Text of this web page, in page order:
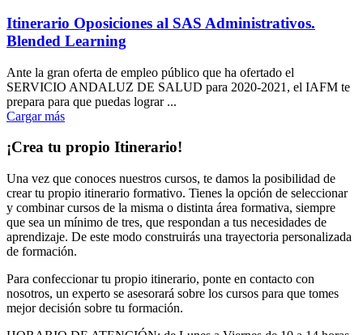
Itinerario Oposiciones al SAS Administrativos.
Blended Learning
Ante la gran oferta de empleo público que ha ofertado el
SERVICIO ANDALUZ DE SALUD para 2020-2021, el IAFM te
prepara para que puedas lograr ...
Cargar más
¡Crea tu propio Itinerario!
Una vez que conoces nuestros cursos, te damos la posibilidad de
crear tu propio itinerario formativo. Tienes la opción de seleccionar
y combinar cursos de la misma o distinta área formativa, siempre
que sea un mínimo de tres, que respondan a tus necesidades de
aprendizaje. De este modo construirás una trayectoria personalizada
de formación.
Para confeccionar tu propio itinerario, ponte en contacto con
nosotros, un experto se asesorará sobre los cursos para que tomes
mejor decisión sobre tu formación.